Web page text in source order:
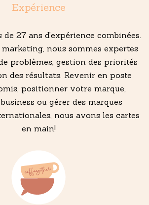
Expérience
27 ans d’expérience combinées.
nous sommes expertes
problèmes, gestion des priorités
des résultats. Revenir en poste
positionner votre marque,
ou gérer des marques
nous avons les cartes
en main!